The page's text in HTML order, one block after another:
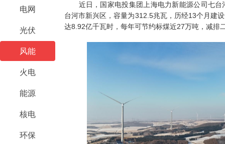
电网
光伏
风能
火电
能源
核电
环保
近日，国家电投集团上海电力新能源公司七台
台河市新兴区，容量为312.5兆瓦，历经13个月建
达8.92亿千瓦时，每年可节约标煤近27万吨，减排